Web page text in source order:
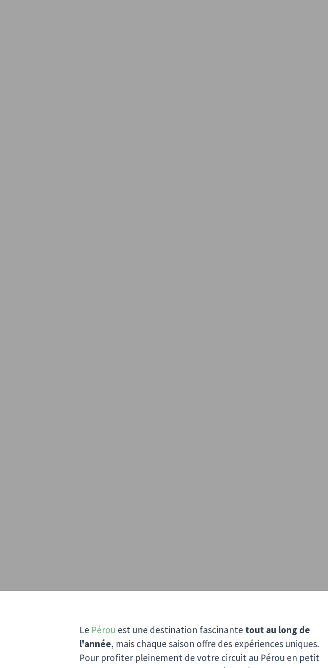
Le Pérou est une destination fascinante tout au long de
l'année, mais chaque saison offre des expériences uniques.
Pour profiter pleinement de votre circuit au Pérou en petit